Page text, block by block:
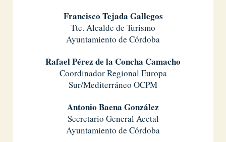
Francisco Tejada Gallegos
Tte. Alcalde de Turismo
Ayuntamiento de Córdoba
Rafael Pérez de la Concha Camacho
Coordinador Regional Europa
Sur/Mediterráneo OCPM
Antonio Baena González
Secretario General Acctal
Ayuntamiento de Córdoba